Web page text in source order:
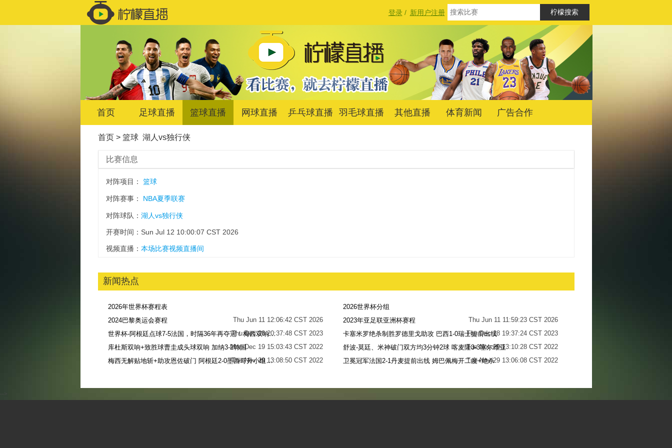
登录/ 新用户注册
首页 足球直播 篮球直播 网球直播 乒乓球直播 羽毛球直播 其他直播 体育新闻 广告合作
首页> 篮球 湖人vs独行侠
比赛信息
对阵项目： 篮球
对阵赛事： NBA夏季联赛
对阵球队： 湖人vs独行侠
开赛时间：Sun Jul 12 10:00:07 CST 2026
视频直播： 本场比赛视频直播间
新闻热点
2026年世界杯赛程表
Thu Jun 11 12:06:42 CST 2026
2026世界杯分组
Thu Jun 11 11:59:23 CST 2026
2024巴黎奥运会赛程
Thu Dec 28 20:37:48 CST 2023
2023年亚足联亚洲杯赛程
Thu Dec 28 19:37:24 CST 2023
世界杯-阿根廷点球7-5法国，时隔36年再夺冠！梅西双响姆巴佩戴帽
Mon Dec 19 15:03:43 CST 2022
卡塞米罗绝杀制胜罗德里戈助攻 巴西1-0瑞士提前出线
Tue Nov 29 13:10:28 CST 2022
库杜斯双响+致胜球曹圭成头球双响 加纳3-2韩国
Tue Nov 29 13:08:50 CST 2022
舒波-莫廷、米神破门双方均3分钟2球 喀麦隆3-3塞尔维亚
Tue Nov 29 13:06:08 CST 2022
梅西无解贴地斩+助攻恩佐破门 阿根廷2-0墨西哥升小组第二
卫冕冠军法国2-1丹麦提前出线 姆巴佩梅开二度+绝杀